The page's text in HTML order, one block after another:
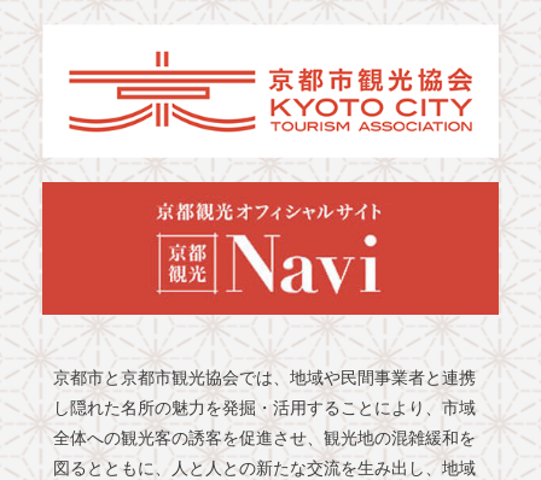
京都市と京都市観光協会では、地域や民間事業者と連携
し隠れた名所の魅力を発掘・活用することにより、市域
全体への観光客の誘客を促進させ、観光地の混雑緩和を
図るとともに、人と人との新たな交流を生み出し、地域